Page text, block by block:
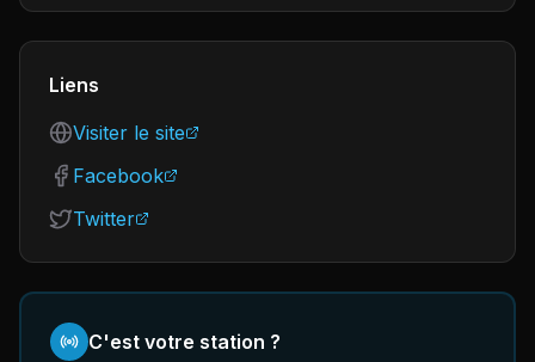
Liens
Visiter le site
Facebook
Twitter
C'est votre station ?